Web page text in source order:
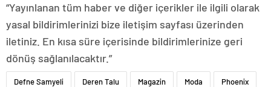
“Yayınlanan tüm haber ve diğer içerikler ile ilgili olarak
yasal bildirimlerinizi bize iletişim sayfası üzerinden
iletiniz. En kısa süre içerisinde bildirimlerinize geri
dönüş sağlanılacaktır.”
Defne Samyeli Deren Talu Magazin Moda Phoenix